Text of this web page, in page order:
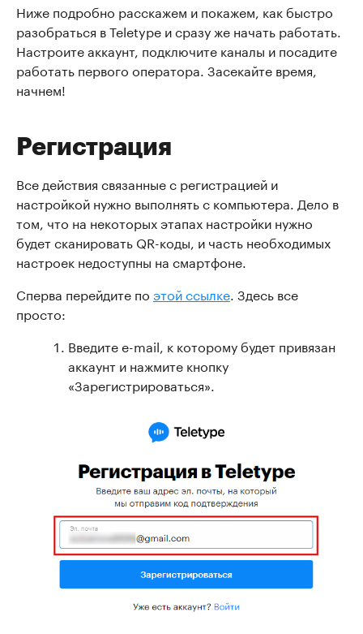
Ниже подробно расскажем и покажем, как быстро
разобраться в Teletype и сразу же начать работать.
Настроите аккаунт, подключите каналы и посадите
работать первого оператора. Засекайте время,
начнем!
Регистрация
Все действия связанные с регистрацией и
настройкой нужно выполнять с компьютера. Дело в
том, что на некоторых этапах настройки нужно
будет сканировать QR-коды, и часть необходимых
настроек недоступны на смартфоне.
Сперва перейдите по этой ссылке. Здесь все
просто:
Введите e-mail, к которому будет привязан
аккаунт и нажмите кнопку
«Зарегистрироваться».